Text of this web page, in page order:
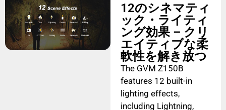
12のシネマティ
ック・ライティ
ング効果 – クリ
エイティブな柔
軟性を解き放つ
The GVM Z150B
features 12 built-in
lighting effects,
including Lightning,